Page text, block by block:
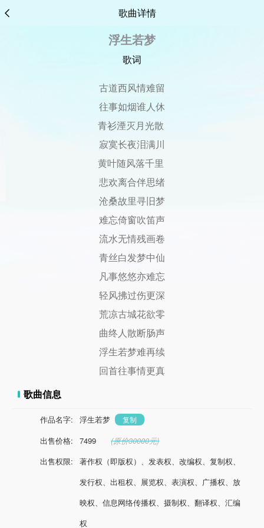
歌曲详情
浮生若梦
歌词
古道西风情难留
往事如烟谁人休
青衫湮灭月光散
寂寞长夜泪满川
黄叶随风落千里
悲欢离合伴思绪
沧桑故里寻旧梦
难忘倚窗吹笛声
流水无情残画卷
青丝白发梦中仙
凡事悠悠亦难忘
轻风拂过伤更深
荒凉古城花欲零
曲终人散断肠声
浮生若梦难再续
回首往事情更真
歌曲信息
作品名字: 浮生若梦 复制
出售价格: 7499
(原价30000元)
出售权限:
著作权（即版权）、发表权、改编权、复制权、
发行权、出租权、展览权、表演权、广播权、放
映权、信息网络传播权、摄制权、翻译权、汇编
权